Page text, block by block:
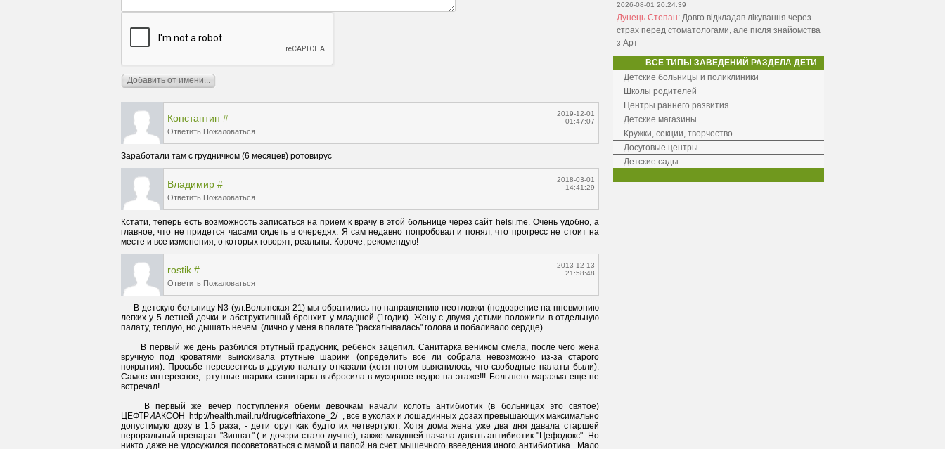
Константин #
Ответить Пожаловаться
2019-12-01
01:47:07
Заработали там с грудничком (6 месяцев) ротовирус
Владимир #
Ответить Пожаловаться
2018-03-01
14:41:29
Кстати, теперь есть возможность записаться на прием к врачу в этой больнице через сайт helsi.me. Очень удобно, а
главное, что не придется часами сидеть в очередях. Я сам недавно попробовал и понял, что прогресс не стоит на
месте и все изменения, о которых говорят, реальны. Короче, рекомендую!
rostik #
Ответить Пожаловаться
2013-12-13
21:58:48
легких у 5-летней дочки и абструктивный бронхит у младшей (1годик). Жену с двумя детьми положили в отдельную
вручную под кроватями выискивала ртутные шарики (определить все ли собрала невозможно из-за старого
покрытия). Просьбе перевестись в другую палату отказали (хотя потом выяснилось, что свободные палаты были).
Самое интересное,- ртутные шарики санитарка выбросила в мусорное ведро на этаже!!! Большего маразма еще не
ЦЕФТРИАКСОН  http://health.mail.ru/drug/ceftriaxone_2/  , все в уколах и лошадинных дозах превышающих максимально
допустимую дозу в 1,5 раза, - дети орут как будто их четвертуют. Хотя дома жена уже два дня давала старшей
пероральный препарат "Зиннат" ( и дочери стало лучше), также младшей начала давать антибиотик "Цефодокс". Но
никто даже не удосужился посоветоваться с мамой и папой на счет мышечного ввеедения иного антибиотика.  Мало
2026-08-01 20:24:39
Дунець Степан: Довго відкладав лікування через
страх перед стоматологами, але після знайомства
з Арт
ВСЕ ТИПЫ ЗАВЕДЕНИЙ РАЗДЕЛА ДЕТИ
Детские больницы и поликлиники
Школы родителей
Центры раннего развития
Детские магазины
Кружки, секции, творчество
Досуговые центры
Детские сады